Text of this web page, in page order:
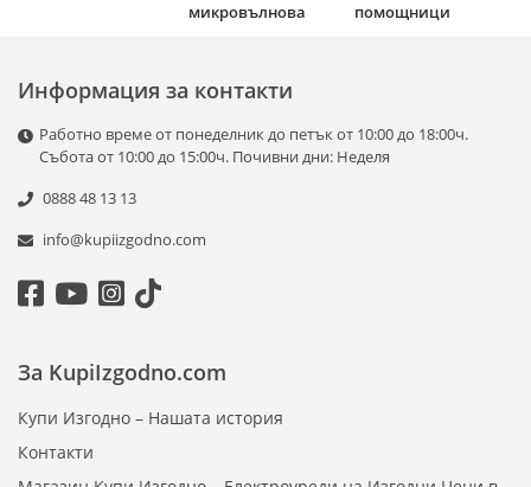
микровълнова
помощници
Информация за контакти
Работно време от понеделник до петък от 10:00 до 18:00ч.
Събота от 10:00 до 15:00ч. Почивни дни: Неделя
0888 48 13 13
info@kupiizgodno.com
За KupiIzgodno.com
Купи Изгодно – Нашата история
Контакти